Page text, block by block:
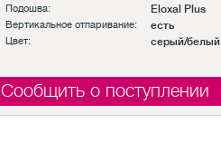
Подошва: Eloxal Plus
Вертикальное отпаривание: есть
Цвет: серый/белый
Сообщить о поступлении